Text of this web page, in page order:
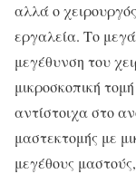
αλλά ο
εργαλεία. Το
μεγέθυνση του
μικροσκοπική
αντίστοιχα στο
μαστεκτομής με
μεγέθους